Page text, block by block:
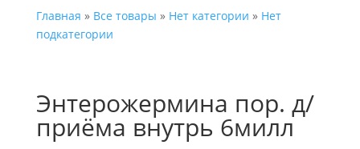
Главная » Все товары » Нет категории » Нет
подкатегории
Энтерожермина пор. д/
приёма внутрь 6милл